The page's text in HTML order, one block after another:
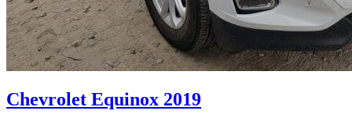
Chevrolet Equinox 2019